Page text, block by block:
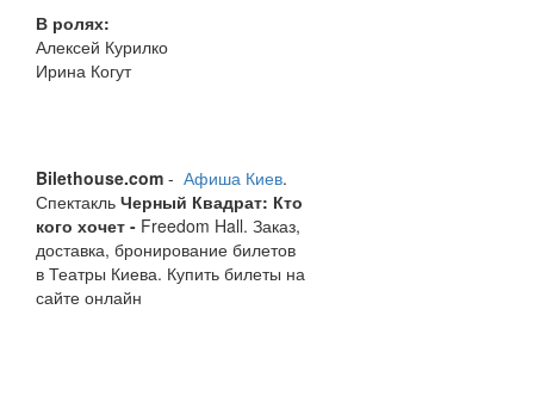
В ролях:
Алексей Курилко
Ирина Когут
Bilethouse.com - Афиша Киев.
Спектакль Черный Квадрат: Кто
кого хочет - Freedom Hall. Заказ,
доставка, бронирование билетов
в Театры Киева. Купить билеты на
сайте онлайн